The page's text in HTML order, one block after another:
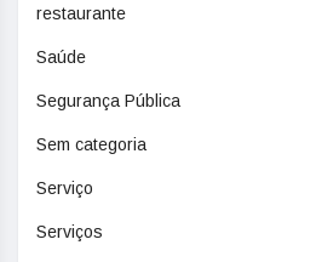
restaurante
Saúde
Segurança Pública
Sem categoria
Serviço
Serviços